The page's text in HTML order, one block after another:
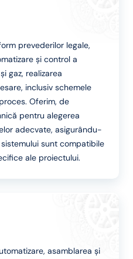
prevederilor legale,
și control a
gaz, realizarea
inclusiv schemele
Oferim, de
pentru alegerea
adecvate, asigurându-
sunt compatibile
ale proiectului.
asamblarea și